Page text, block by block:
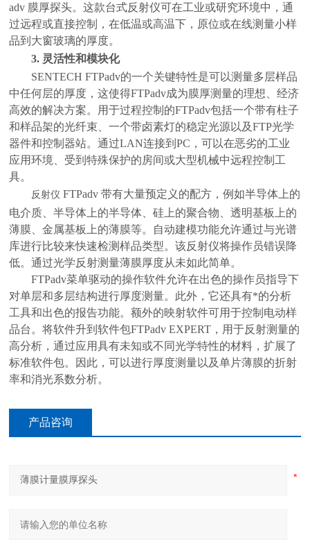
adv 膜厚探头。这款台式反射仪可在工业或研究环境中，通
过远程或直接控制，在低温或高温下，原位或在线测量小样
品到大窗玻璃的厚度。
3. 灵活性和模块化
SENTECH FTPadv的一个关键特性是可以测量多层样品
中任何层的厚度，这使得FTPadv成为膜厚测量的理想、经济
高效的解决方案。用于过程控制的FTPadv包括一个带有柱子
和样品架的光纤束、一个带卤素灯的稳定光源以及FTP光学
器件和控制器站。通过LAN连接到PC，可以在恶劣的工业
应用环境、受到特殊保护的房间或大型机械中远程控制工
具。
反射仪 FTPadv 带有大量预定义的配方，例如半导体上的
电介质、半导体上的半导体、硅上的聚合物、透明基板上的
薄膜、金属基板上的薄膜等。自动建模功能允许通过与光谱
库进行比较来快速检测样品类型。该反射仪将操作员错误降
低。通过光学反射测量薄膜厚度从未如此简单。
FTPadv菜单驱动的操作软件允许在出色的操作员指导下
对单层和多层结构进行厚度测量。此外，它还具有*的分析
工具和出色的报告功能。额外的映射软件可用于控制电动样
品台。将软件升到软件包FTPadv EXPERT，用于反射测量的
高分析，通过应用具有未知或不同光学特性的材料，扩展了
标准软件包。因此，可以进行厚度测量以及单片薄膜的折射
率和消光系数分析。
产品咨询